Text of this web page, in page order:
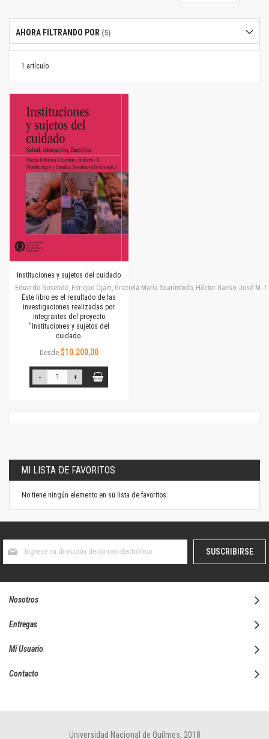
1 artículo
Instituciones y sujetos del cuidado
Eduardo Gosende, Enrique Ojám, Graciela María Scarímbolo, Héctor Ganso, José
Este libro es el resultado de las
investigaciones realizadas por
integrantes del proyecto
“Instituciones y sujetos del
cuidado.
Desde $10.200,00
- +
AHORA FILTRANDO POR
MI LISTA DE FAVORITOS
No tiene ningún elemento en su lista de favoritos.
boletín
SUSCRIBIRSE
Nosotros
Entregas
Mi Usuario
Contacto
Universidad Nacional de Quilmes, 2018